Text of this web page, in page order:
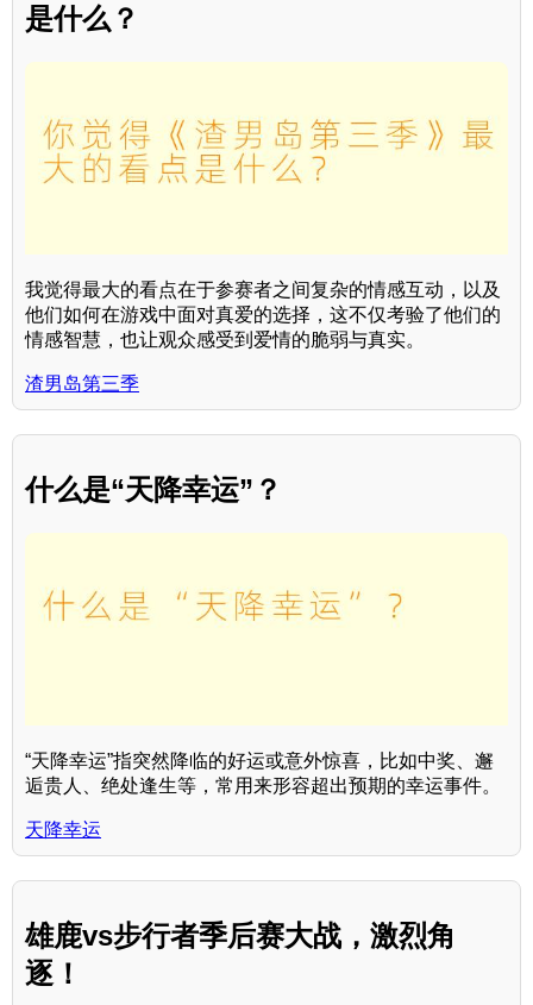
是什么？
我觉得最大的看点在于参赛者之间复杂的情感互动，以及
他们如何在游戏中面对真爱的选择，这不仅考验了他们的
情感智慧，也让观众感受到爱情的脆弱与真实。
渣男岛第三季
什么是“天降幸运”？
“天降幸运”指突然降临的好运或意外惊喜，比如中奖、邂
逅贵人、绝处逢生等，常用来形容超出预期的幸运事件。
天降幸运
雄鹿vs步行者季后赛大战，激烈角
逐！